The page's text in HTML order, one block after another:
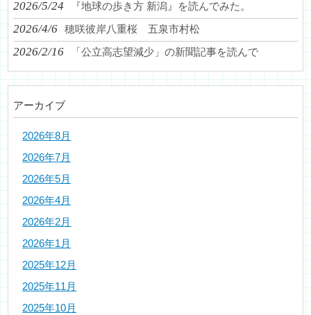
2026/5/24 『地球の歩き方 新潟』を読んでみた。
2026/4/6 穂咲彼岸八重桜 五泉市村松
2026/2/16 「公立高志望減少」の新聞記事を読んで
アーカイブ
2026年8月
2026年7月
2026年5月
2026年4月
2026年2月
2026年1月
2025年12月
2025年11月
2025年10月